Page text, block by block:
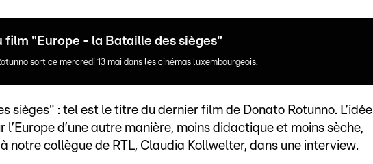
film "Europe - la Bataille des sièges"
sort ce mercredi 13 mai dans les cinémas luxembourgeois.
sièges" : tel est le titre du dernier film de Donato Rotunno. L’idée
d’une autre manière, moins didactique et moins sèche,
notre collègue de RTL, Claudia Kollwelter, dans une interview.